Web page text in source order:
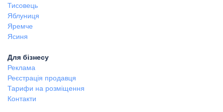
Тисовець
Яблуниця
Яремче
Ясиня
Для бізнесу
Реклама
Реєстрація продавця
Тарифи на розміщення
Контакти